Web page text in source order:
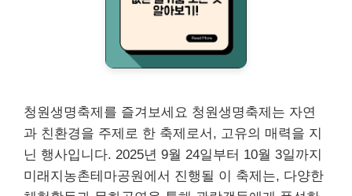
청원생명축제를 즐겨보세요 청원생명축제는 자연
과 친환경을 주제로 한 축제로서, 고유의 매력을 지
닌 행사입니다. 2025년 9월 24일부터 10월 3일까지
미래지농촌테마공원에서 진행될 이 축제는, 다양한